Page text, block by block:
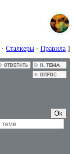
· Сталкеры · Правила ]